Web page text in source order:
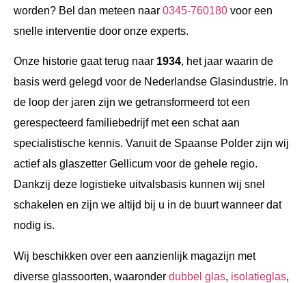
worden? Bel dan meteen naar 0345-760180 voor een
snelle interventie door onze experts.
Onze historie gaat terug naar 1934, het jaar waarin de
basis werd gelegd voor de Nederlandse Glasindustrie. In
de loop der jaren zijn we getransformeerd tot een
gerespecteerd familiebedrijf met een schat aan
specialistische kennis. Vanuit de Spaanse Polder zijn wij
actief als glaszetter Gellicum voor de gehele regio.
Dankzij deze logistieke uitvalsbasis kunnen wij snel
schakelen en zijn we altijd bij u in de buurt wanneer dat
nodig is.
Wij beschikken over een aanzienlijk magazijn met
diverse glassoorten, waaronder dubbel glas, isolatieglas,